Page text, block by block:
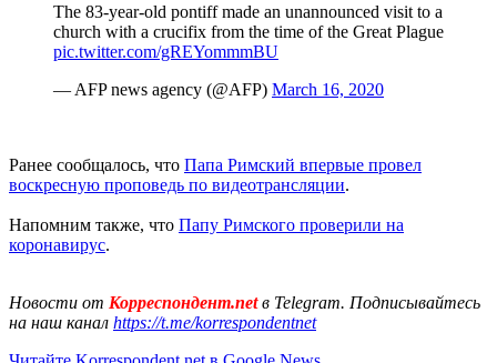
The 83-year-old pontiff made an unannounced visit to a
church with a crucifix from the time of the Great Plague
pic.twitter.com/gREYommmBU
— AFP news agency (@AFP) March 16, 2020
Ранее сообщалось, что Папа Римский впервые провел
воскресную проповедь по видеотрансляции.
Напомним также, что Папу Римского проверили на
коронавирус.
Новости от Корреспондент.netв Telegram. Подписывайтесь
на наш канал https://t.me/korrespondentnet